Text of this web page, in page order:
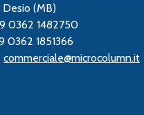
(MB)
0362 1482750
0362 1851366
commerciale@microcolumn.it